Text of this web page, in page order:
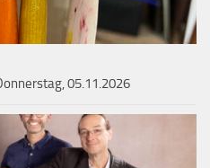
05.11.2026